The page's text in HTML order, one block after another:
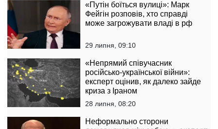
«Путін боїться вулиці»: Марк
Фейгін розповів, хто справді
може загрожувати владі в рф
29 липня, 09:10
«Непрямий співучасник
російсько-української війни»:
експерт оцінив, як далеко зайде
криза з Іраном
28 липня, 08:20
Неформально сторони